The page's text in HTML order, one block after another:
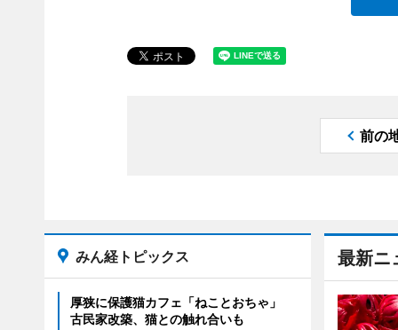
前の
最新ニ
みん経トピックス
厚狭に保護猫カフェ「ねことおちゃ」
古民家改築、猫との触れ合いも